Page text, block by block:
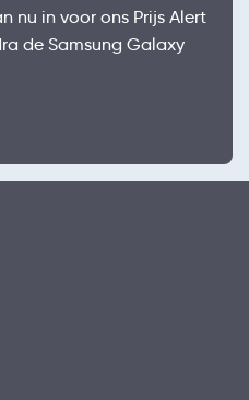
nu in voor ons Prijs Alert
de Samsung Galaxy